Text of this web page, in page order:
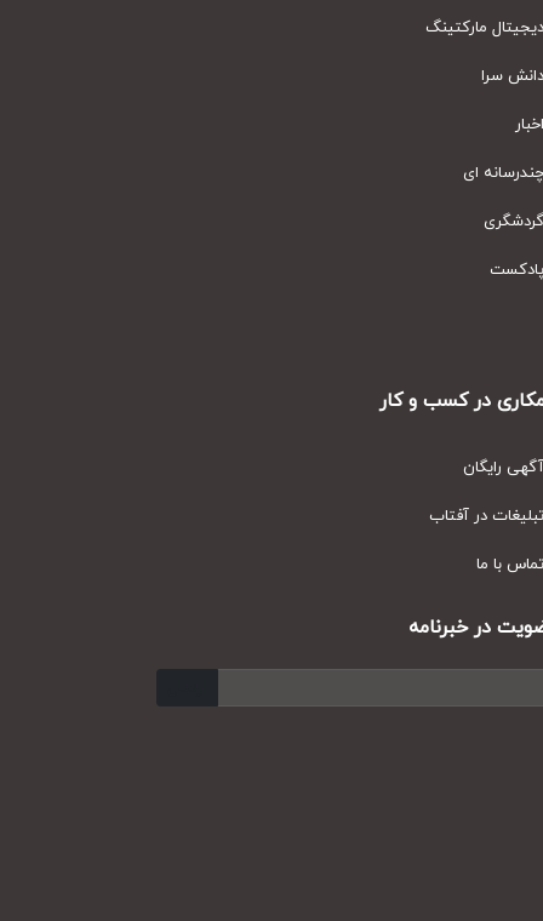
مارکتینگ
سرا
ای
در کسب و کار
رایگان
در آفتاب
با ما
در خبرنامه